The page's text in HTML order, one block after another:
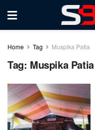
Home Tag Muspika Patia
Tag: Muspika Patia